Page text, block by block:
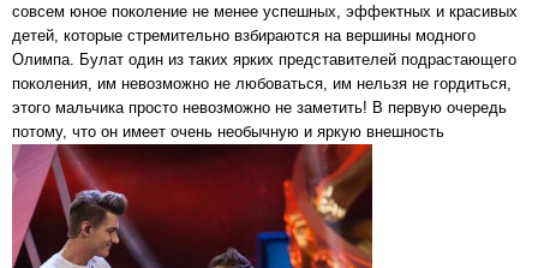
совсем юное поколение не менее успешных, эффектных и красивых
детей, которые стремительно взбираются на вершины модного
Олимпа. Булат один из таких ярких представителей подрастающего
поколения, им невозможно не любоваться, им нельзя не гордиться,
этого мальчика просто невозможно не заметить! В первую очередь
потому, что он имеет очень необычную и яркую внешность